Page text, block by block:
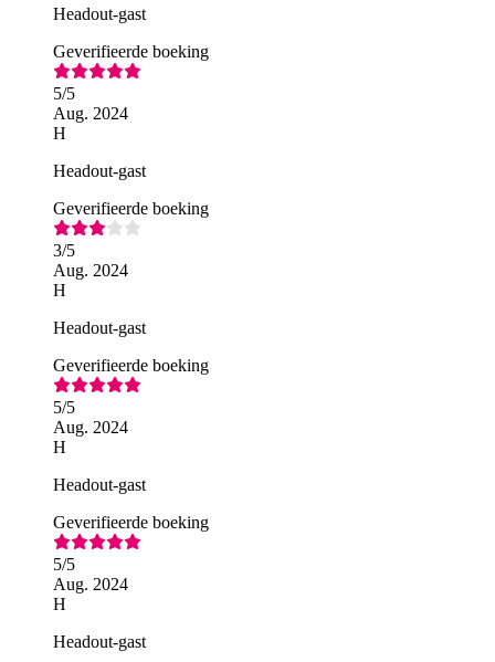
Headout-gast
Geverifieerde boeking
5/5
Aug. 2024
H
Headout-gast
Geverifieerde boeking
3/5
Aug. 2024
H
Headout-gast
Geverifieerde boeking
5/5
Aug. 2024
H
Headout-gast
Geverifieerde boeking
5/5
Aug. 2024
H
Headout-gast